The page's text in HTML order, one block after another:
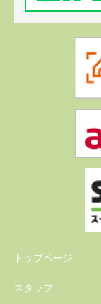
トップページ
スタッフ